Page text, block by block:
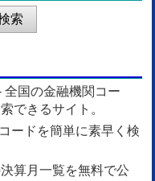
全国の金融機関コー
できるサイト。
ードを簡単に素早く検
算月一覧を無料で公